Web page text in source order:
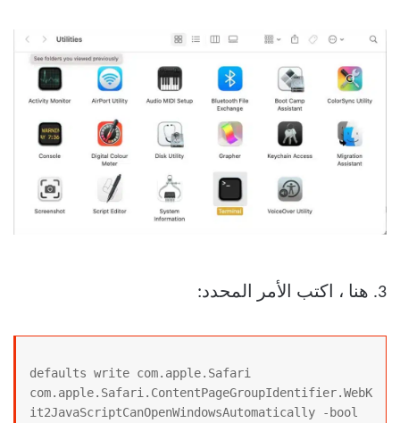
3. هنا ، اكتب الأمر المحدد:
defaults write com.apple.Safari
com.apple.Safari.ContentPageGroupIdentifier.WebK
it2JavaScriptCanOpenWindowsAutomatically -bool